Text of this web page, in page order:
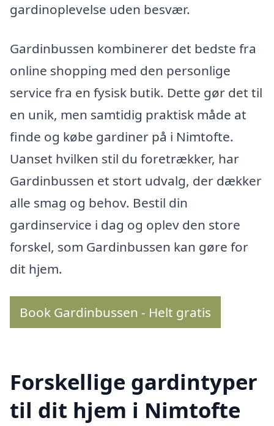
gardinoplevelse uden besvær.
Gardinbussen kombinerer det bedste fra
online shopping med den personlige
service fra en fysisk butik. Dette gør det til
en unik, men samtidig praktisk måde at
finde og købe gardiner på i Nimtofte.
Uanset hvilken stil du foretrækker, har
Gardinbussen et stort udvalg, der dækker
alle smag og behov. Bestil din
gardinservice i dag og oplev den store
forskel, som Gardinbussen kan gøre for
dit hjem.
Book Gardinbussen - Helt gratis
Forskellige gardintyper
til dit hjem i Nimtofte